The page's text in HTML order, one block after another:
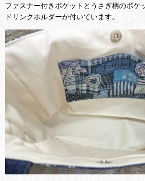
ファスナー付きポケットとうさぎ柄のポケ
ドリンクホルダーが付いています。